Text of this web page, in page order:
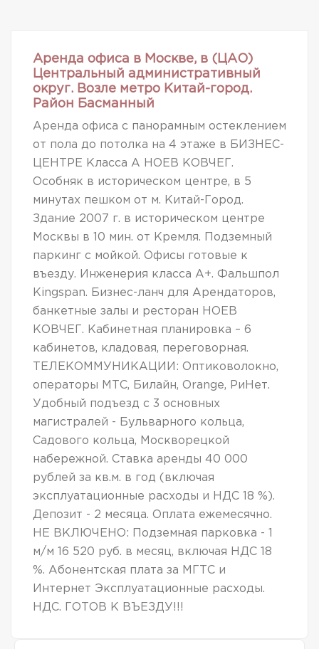
Аренда офиса в Москве, в (ЦАО)
Центральный административный
округ. Возле метро Китай-город.
Район Басманный
Аренда офиса с панорамным остеклением
от пола до потолка на 4 этаже в БИЗНЕС-
ЦЕНТРЕ Класса А НОЕВ КОВЧЕГ.
Особняк в историческом центре, в 5
минутах пешком от м. Китай-Город.
Здание 2007 г. в историческом центре
Москвы в 10 мин. от Кремля. Подземный
паркинг с мойкой. Офисы готовые к
въезду. Инженерия класса А+. Фальшпол
Kingspan. Бизнес-ланч для Арендаторов,
банкетные залы и ресторан НОЕВ
КОВЧЕГ. Кабинетная планировка – 6
кабинетов, кладовая, переговорная.
ТЕЛЕКОММУНИКАЦИИ: Оптиковолокно,
операторы МТС, Билайн, Orange, РиНет.
Удобный подъезд с 3 основных
магистралей - Бульварного кольца,
Садового кольца, Москворецкой
набережной. Ставка аренды 40 000
рублей за кв.м. в год (включая
эксплуатационные расходы и НДС 18 %).
Депозит - 2 месяца. Оплата ежемесячно.
НЕ ВКЛЮЧЕНО: Подземная парковка - 1
м/м 16 520 руб. в месяц, включая НДС 18
%. Абонентская плата за МГТС и
Интернет Эксплуатационные расходы.
НДС. ГОТОВ К ВЪЕЗДУ!!!